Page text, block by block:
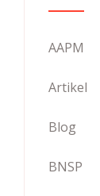
AAPM
Artikel
Blog
BNSP